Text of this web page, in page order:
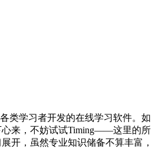
类学习者开发的在线学习软件。如
心来，不妨试试Timing——这里的所
开，虽然专业知识储备不算丰富，